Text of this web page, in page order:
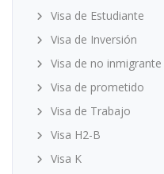
Visa de Estudiante
Visa de Inversión
Visa de no inmigrante
Visa de prometido
Visa de Trabajo
Visa H2-B
Visa K